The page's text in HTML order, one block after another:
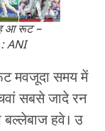
आ रूट –
: ANI
मवजूदा समय में
सबसे जादे रन
बल्लेबाज हवे। उ